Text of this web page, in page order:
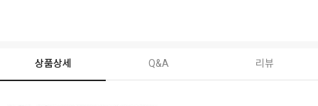
상품상세 Q&A 리뷰